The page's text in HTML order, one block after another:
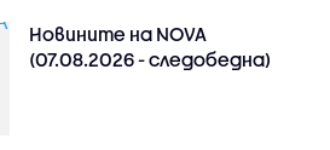
Новините на NOVA
(07.08.2026 - следобедна)